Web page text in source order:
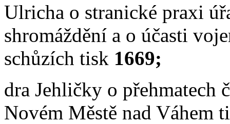
Ulricha o stranické praxi
shromáždění a o účasti
schůzích tisk 1669;
dra Jehličky o přehmatech
Novém Městě nad Váhem